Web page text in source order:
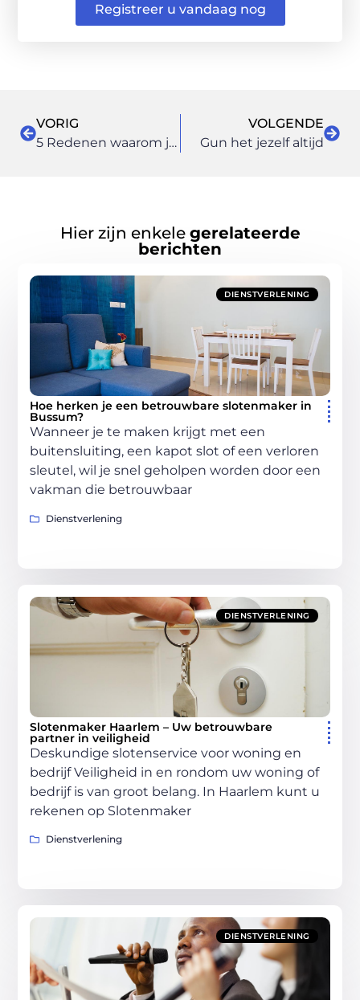
Registreer u vandaag nog
VORIG
5 Redenen waarom je volgend jaar Ponta Delgada moet bezoeken en er een auto moet huren
VOLGENDE
Gun het jezelf altijd
Hier zijn enkele gerelateerde
berichten
DIENSTVERLENING
Hoe herken je een betrouwbare slotenmaker in
Bussum?
Wanneer je te maken krijgt met een
buitensluiting, een kapot slot of een verloren
sleutel, wil je snel geholpen worden door een
vakman die betrouwbaar
Dienstverlening
DIENSTVERLENING
Slotenmaker Haarlem – Uw betrouwbare
partner in veiligheid
Deskundige slotenservice voor woning en
bedrijf Veiligheid in en rondom uw woning of
bedrijf is van groot belang. In Haarlem kunt u
rekenen op Slotenmaker
Dienstverlening
DIENSTVERLENING